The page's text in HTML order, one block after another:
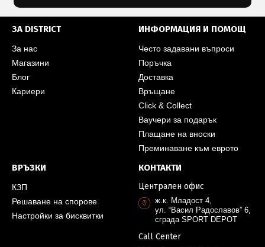
ЗА DISTRICT
За нас
Магазини
Блог
Кариери
ИНФОРМАЦИЯ И ПОМОЩ
Често задавани въпроси
Поръчка
Доставка
Връщане
Click & Collect
Ваучери за подарък
Плащане на вноски
Преминаване към еврото
ВРЪЗКИ
КЗП
Решаване на спорове
Настройки за бисквитки
КОНТАКТИ
Централен офис
ж.к. Младост 4,
ул. “Васил Радославов” 6,
сграда SPORT DEPOT
Call Center